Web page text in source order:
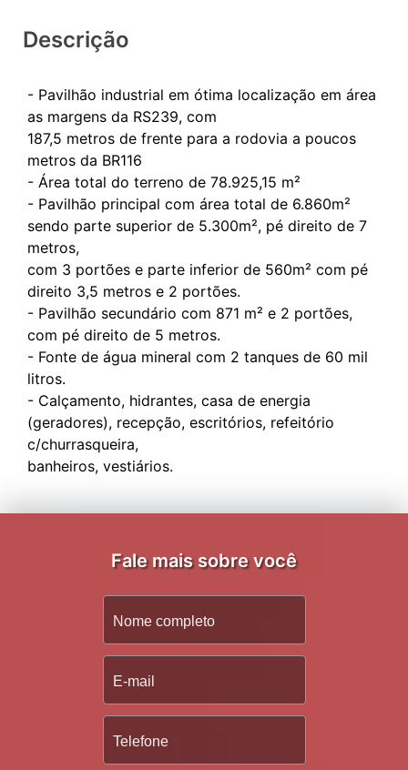
Descrição
- Pavilhão industrial em ótima localização em área
as margens da RS239, com
187,5 metros de frente para a rodovia a poucos
metros da BR116
- Área total do terreno de 78.925,15 m²
- Pavilhão principal com área total de 6.860m²
sendo parte superior de 5.300m², pé direito de 7
metros,
com 3 portões e parte inferior de 560m² com pé
direito 3,5 metros e 2 portões.
- Pavilhão secundário com 871 m² e 2 portões,
com pé direito de 5 metros.
- Fonte de água mineral com 2 tanques de 60 mil
litros.
- Calçamento, hidrantes, casa de energia
(geradores), recepção, escritórios, refeitório
c/churrasqueira,
Fale mais sobre você